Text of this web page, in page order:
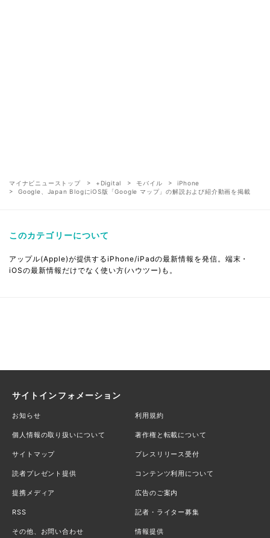
マイナビニューストップ +Digital モバイル
iPhone
Google、Japan BlogにiOS版「Google マップ」の解説および紹介動画を掲載
このカテゴリーについて
アップル(Apple)が提供するiPhone/iPadの最新情報を発信。端末・
iOSの最新情報だけでなく使い方(ハウツー)も。
サイトインフォメーション
お知らせ 利用規約
個人情報の取り扱いについて 著作権と転載について
サイトマップ プレスリリース受付
読者プレゼント提供 コンテンツ利用について
提携メディア 広告のご案内
RSS 記者・ライター募集
その他、お問い合わせ 情報提供